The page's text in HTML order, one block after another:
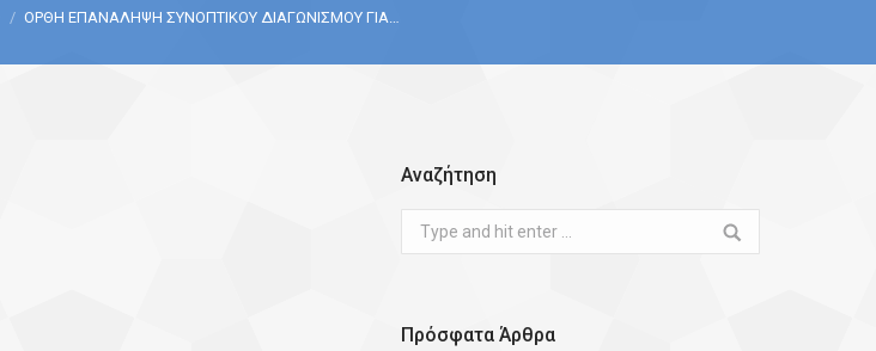
ΟΡΘΗ ΕΠΑΝΑΛΗΨΗ ΣΥΝΟΠΤΙΚΟΥ ΔΙΑΓΩΝΙΣΜΟΥ ΓΙΑ…
Αναζήτηση
Search:
Πρόσφατα Άρθρα